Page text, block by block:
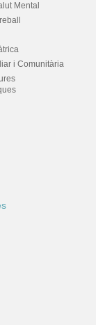
Mental
i Comunitària